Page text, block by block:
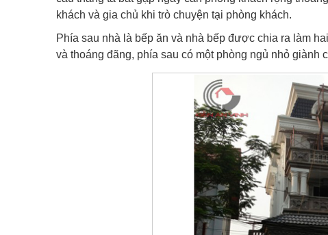
khách và gia chủ khi trò chuyện tại phòng khách.
Phía sau nhà là bếp ăn và nhà bếp được chia ra làm
và thoáng đãng, phía sau có một phòng ngủ nhỏ giành